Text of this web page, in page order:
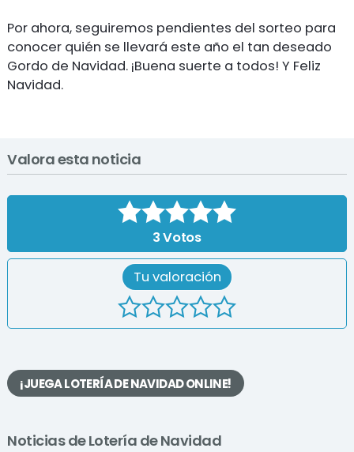
Por ahora, seguiremos pendientes del sorteo para
conocer quién se llevará este año el tan deseado
Gordo de Navidad. ¡Buena suerte a todos! Y Feliz
Navidad.
Valora esta noticia
3Votos
Tu valoración
¡JUEGA LOTERÍA DE NAVIDAD ONLINE!
Noticias de Lotería de Navidad